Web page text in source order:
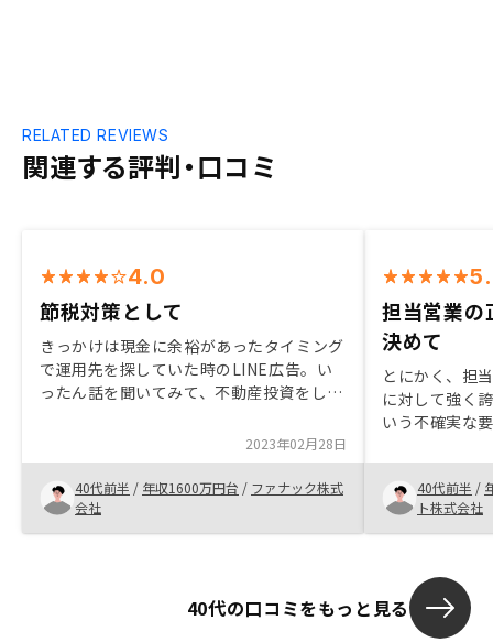
関連する評判・口コミ
RELATED REVIEWS
4.0
節税対策として
きっかけは現金に余裕があったタイミング
で運用先を探していた時のLINE広告。い
ったん話を聞いてみて、不動産投資をして
った。いくつか会社から話を聞いたが中サ
ービスの良さ、担当の方の人柄などで他社
より良いと感じ、購入にいたった。
2023年02月28日
40代前半 / 年収1600万円台 / ファナック株式
会社
担当営業の
決めて
とにかく、担
に対して強く
いう不確実な
うよりも、
強く興味と関
です。 どんな
ルでも良い商
観や姿勢を見
機会でもあり
森下さん、片
40代前半 /
ト株式会社
40代の口コミをもっと見る